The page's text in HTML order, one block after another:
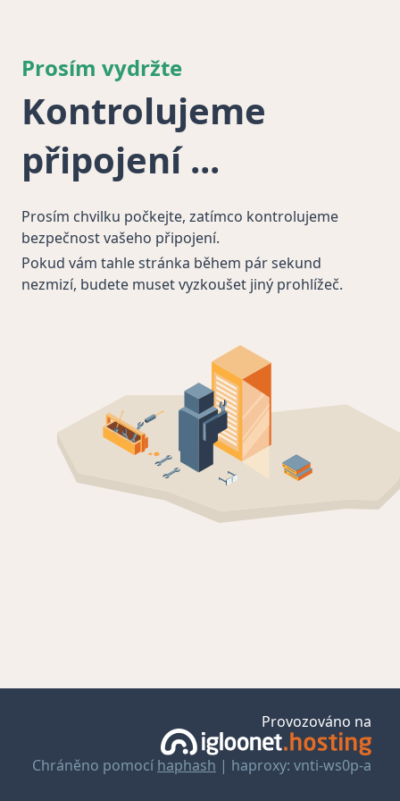
Prosím vydržte
Kontrolujeme
připojení
Prosím chvilku počkejte, zatímco kontrolujeme
bezpečnost vašeho připojení.
Pokud vám tahle stránka během pár sekund
nezmizí, budete muset vyzkoušet jiný prohlížeč.
Provozováno na
Chráněno pomocí haphash | haproxy: vnti-ws0p-a